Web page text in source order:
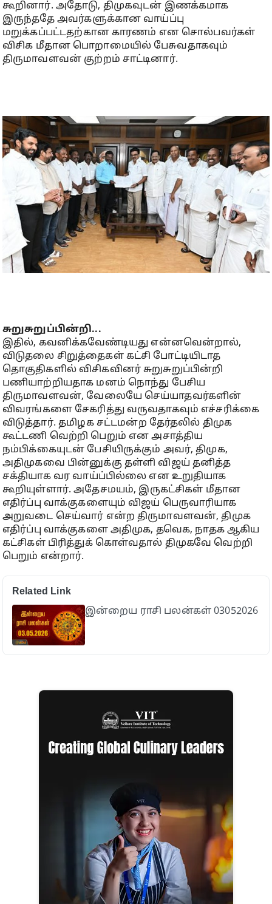
கூறினார். அதோடு, திமுகவுடன் இணக்கமாக
இருந்ததே அவர்களுக்கான வாய்ப்பு
மறுக்கப்பட்டதற்கான காரணம் என சொல்பவர்கள்
விசிக மீதான பொறாமையில் பேசுவதாகவும்
திருமாவளவன் குற்றம் சாட்டினார்.
சுறுசுறுப்பின்றி...
இதில், கவனிக்கவேண்டியது என்னவென்றால்,
விடுதலை சிறுத்தைகள் கட்சி போட்டியிடாத
தொகுதிகளில் விசிகவினர் சுறுசுறுப்பின்றி
பணியாற்றியதாக மனம் நொந்து பேசிய
திருமாவளவன், வேலையே செய்யாதவர்களின்
விவரங்களை சேகரித்து வருவதாகவும் எச்சரிக்கை
விடுத்தார். தமிழக சட்டமன்ற தேர்தலில் திமுக
கூட்டணி வெற்றி பெறும் என அசாத்திய
நம்பிக்கையுடன் பேசியிருக்கும் அவர், திமுக,
அதிமுகவை பின்னுக்கு தள்ளி விஜய் தனித்த
சக்தியாக வர வாய்ப்பில்லை என உறுதியாக
கூறியுள்ளார். அதேசமயம், இருகட்சிகள் மீதான
எதிர்ப்பு வாக்குகளையும் விஜய் பெருவாரியாக
அறுவடை செய்வார் என்ற திருமாவளவன், திமுக
எதிர்ப்பு வாக்குகளை அதிமுக, தவெக, நாதக ஆகிய
கட்சிகள் பிரித்துக் கொள்வதால் திமுகவே வெற்றி
பெறும் என்றார்.
Related Link
இன்றைய ராசி பலன்கள் 03052026